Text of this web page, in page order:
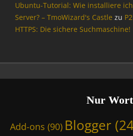
e
,
G
g
f
Ubuntu-Tutorial: Wie installiere
Server? – TmoWizard's Castle zu
HTTPS: Die sichere Suchmaschine!
Nur
Add-ons (90) Blogger